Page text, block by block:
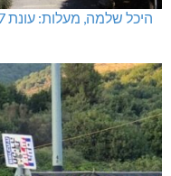
היכל שלמה, מעלות: עונת 26-27